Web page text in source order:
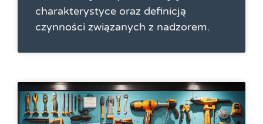
charakterystyce oraz definicją
czynności związanych z nadzorem.